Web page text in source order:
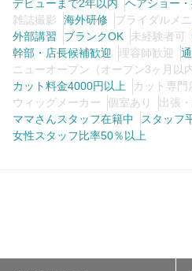
デビューまで2年以内
ヘアショー
雑誌撮影
海外研修 ブライダルメ
外部講習
ブランクOK 未経験者可
幹部・店長候補歓迎
理容師歓迎
ニューオープン（オープン3ヶ月以内
カット料金4000円以上
カット専門
ウィッグメーカー
個室あり 出張
ママさんスタッフ在籍中
スタッフ
女性スタッフ比率50％以上